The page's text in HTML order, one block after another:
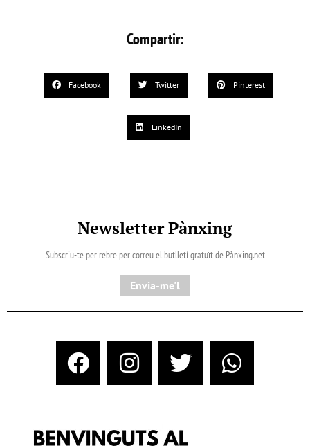
Compartir:
Facebook Twitter Pinterest
LinkedIn
Newsletter Pànxing
Subscriu-te per rebre per correu el butlletí gratuït de Pànxing.net​
Envia-me'l